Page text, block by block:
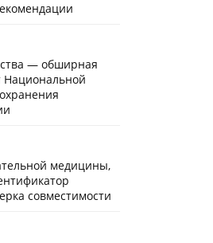
— обширная
Национальной
медицины,
совместимости